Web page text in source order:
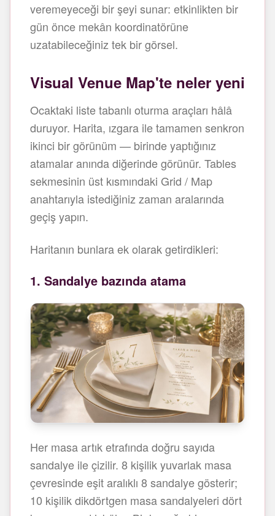
veremeyeceği bir şeyi sunar: etkinlikten bir
gün önce mekân koordinatörüne
uzatabileceğiniz tek bir görsel.
Visual Venue Map'te neler yeni
Ocaktaki liste tabanlı oturma araçları hâlâ
duruyor. Harita, ızgara ile tamamen senkron
ikinci bir görünüm — birinde yaptığınız
atamalar anında diğerinde görünür. Tables
sekmesinin üst kısmındaki Grid / Map
anahtarıyla istediğiniz zaman aralarında
geçiş yapın.
Haritanın bunlara ek olarak getirdikleri:
1. Sandalye bazında atama
Her masa artık etrafında doğru sayıda
sandalye ile çizilir. 8 kişilik yuvarlak masa
çevresinde eşit aralıklı 8 sandalye gösterir;
10 kişilik dikdörtgen masa sandalyeleri dört